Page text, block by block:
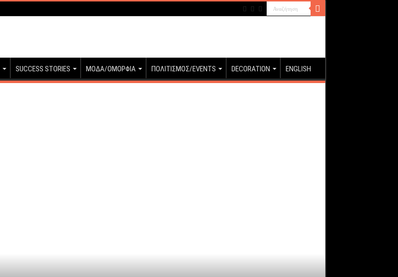
SUCCESS STORIES ΜΟΔΑ/ΟΜΟΡΦΙΑ ΠΟΛΙΤΙΣΜΟΣ/EVENTS DECORATION ENGLISH